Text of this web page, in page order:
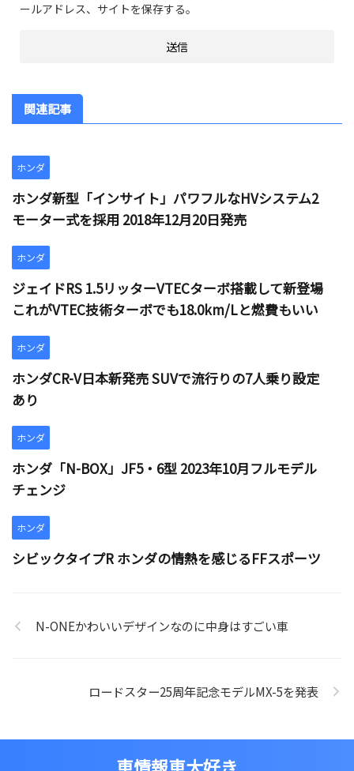
ールアドレス、サイトを保存する。
関連記事
ホンダ
ホンダ新型「インサイト」パワフルなHVシステム2
モーター式を採用 2018年12月20日発売
ホンダ
ジェイドRS 1.5リッターVTECターボ搭載して新登場
これがVTEC技術ターボでも18.0km/Lと燃費もいい
ホンダ
ホンダCR-V日本新発売 SUVで流行りの7人乗り設定
あり
ホンダ
ホンダ「N-BOX」JF5・6型 2023年10月フルモデル
チェンジ
ホンダ
シビックタイプR ホンダの情熱を感じるFFスポーツ
N-ONEかわいいデザインなのに中身はすごい車
ロードスター25周年記念モデルMX-5を発表